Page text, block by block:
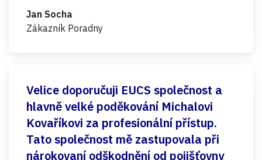
Jan Socha
Zákazník Poradny
Velice doporučuji EUCS společnost a
hlavně velké poděkování Michalovi
Kovaříkovi za profesionální přístup.
Tato společnost mě zastupovala při
nárokovaní odškodnění od pojišťovny